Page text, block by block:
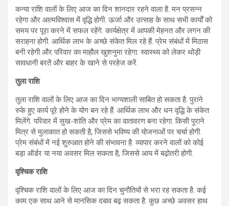
कन्या राशि वालों के लिए आज का दिन शानदार रहने वाला है. मन प्रसन्न
रहेगा और आत्मविश्वास में वृद्धि होगी. ऊर्जा और उत्साह के साथ सभी कार्यों को
समय पर पूरा करने में सफल रहेंगे. कार्यक्षेत्र में आपकी मेहनत और लगन की
सराहना होगी. आर्थिक लाभ के अच्छे संकेत मिल रहे हैं. प्रेम संबंधों में मिठास
बनी रहेगी और परिवार का माहौल खुशनुमा रहेगा. स्वास्थ्य को लेकर थोड़ी
सावधानी बरतें और बाहर के खाने से परहेज करें.
तुला राशि
तुला राशि वालों के लिए आज का दिन भाग्यशाली साबित हो सकता है. पुराने
रुके हुए कार्य पूरे होने के योग बन रहे हैं. आर्थिक लाभ और धन वृद्धि के संकेत
मिलेंगे. परिवार में सुख-शांति और प्रेम का वातावरण बना रहेगा. किसी पुराने
मित्र से मुलाकात हो सकती है, जिससे भविष्य की योजनाओं पर चर्चा होगी.
प्रेम संबंधों में नई शुरुआत होने की संभावना है. व्यापार करने वालों को कोई
बड़ा ऑर्डर या नया अवसर मिल सकता है, जिससे आय में बढ़ोतरी होगी.
वृश्चिक राशि
वृश्चिक राशि वालों के लिए आज का दिन चुनौतियों से भरा रह सकता है. कई
काम एक साथ आने से मानसिक दबाव बढ़ सकता है. कुछ अच्छे अवसर हाथ